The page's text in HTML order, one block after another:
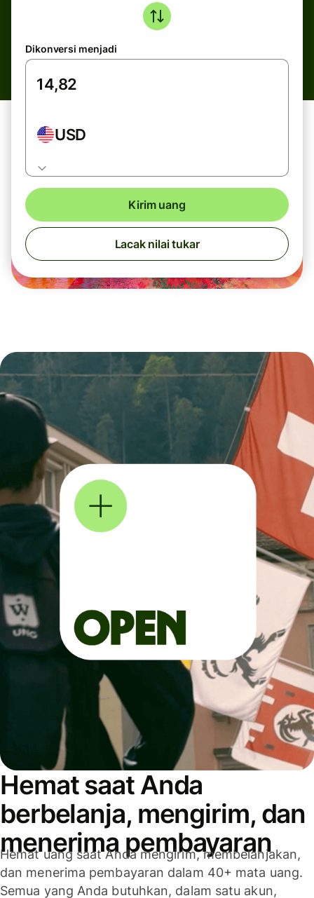
Dikonversi menjadi
USD
Kirim uang
Lacak nilai tukar
Hemat saat Anda
berbelanja, mengirim, dan
menerima pembayaran
Hemat uang saat Anda mengirim, membelanjakan,
dan menerima pembayaran dalam 40+ mata uang.
Semua yang Anda butuhkan, dalam satu akun,